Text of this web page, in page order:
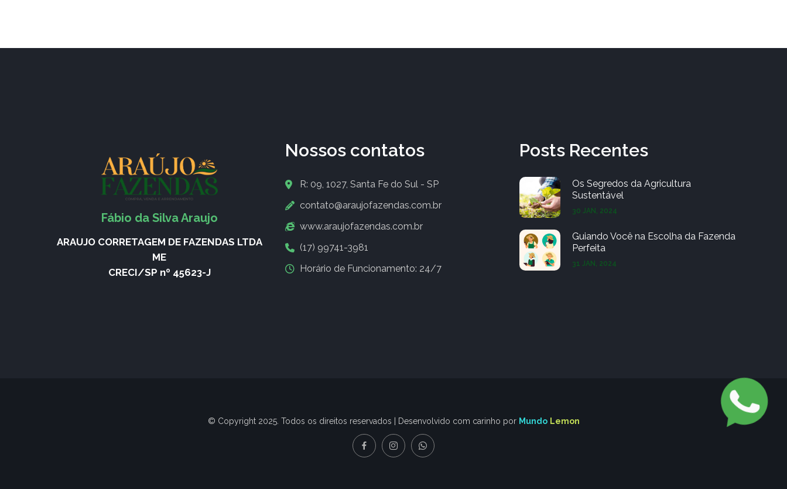
Fábio da Silva Araujo
ARAUJO CORRETAGEM DE FAZENDAS LTDA
ME
CRECI/SP nº 45623-J
Nossos contatos
R: 09, 1027, Santa Fe do Sul - SP
contato@araujofazendas.com.br
www.araujofazendas.com.br
(17) 99741-3981
Horário de Funcionamento: 24/7
Posts Recentes
Os Segredos da Agricultura
Sustentável
30 JAN, 2024
Guiando Você na Escolha da Fazenda
Perfeita
31 JAN, 2024
© Copyright 2025. Todos os direitos reservados | Desenvolvido com carinho por Mundo Lemon